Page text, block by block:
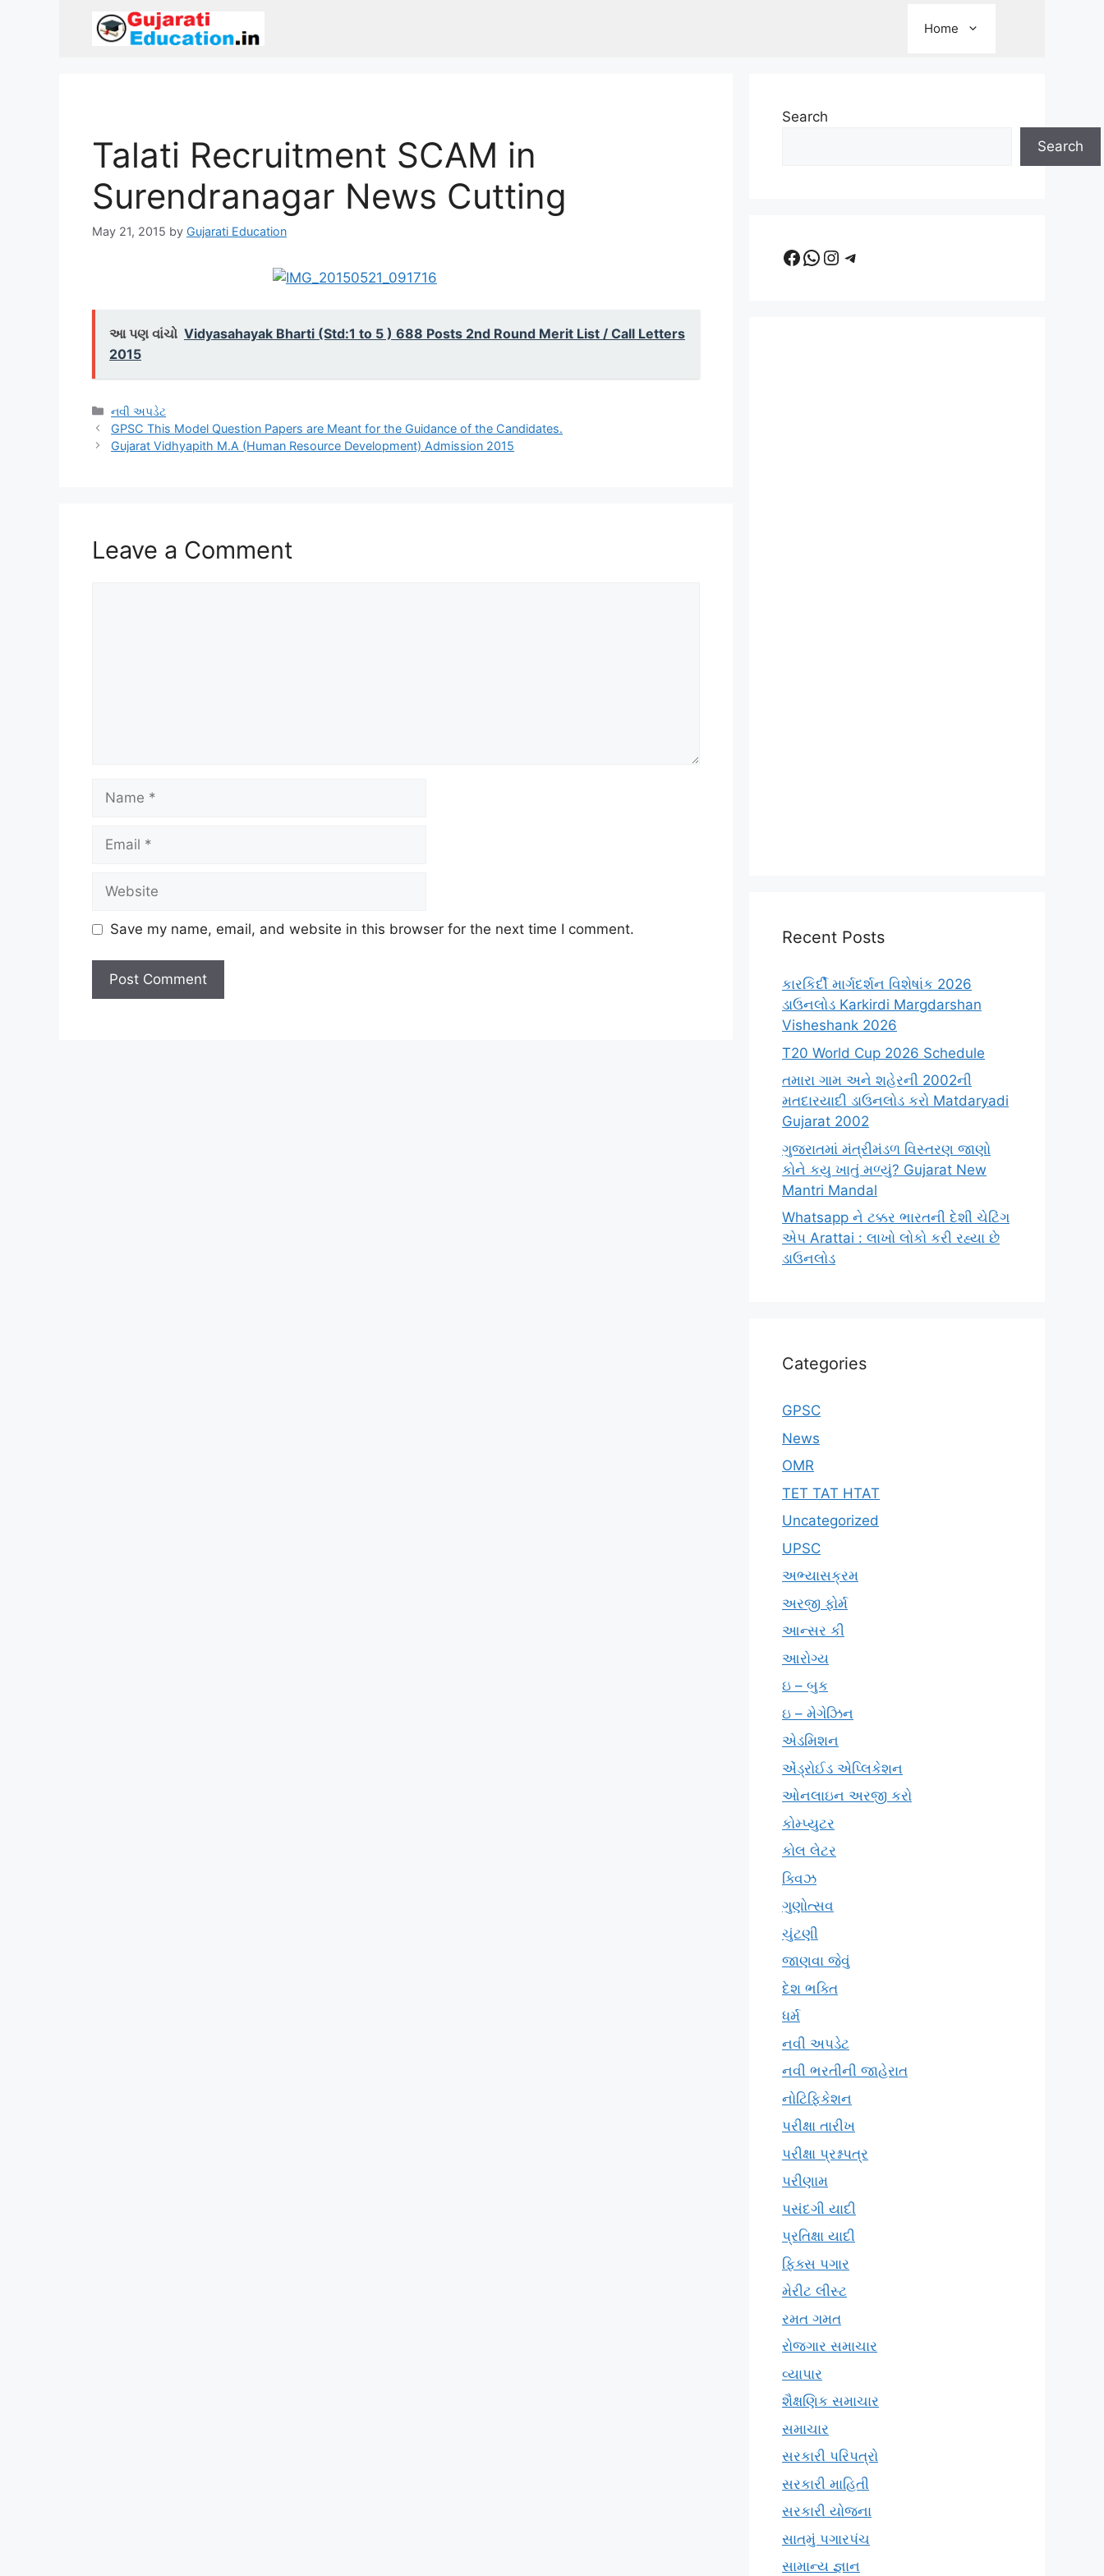
Home
Talati Recruitment SCAM in
Surendranagar News Cutting
May 21, 2015 by Gujarati Education
આ પણ વાંચો Vidyasahayak Bharti (Std:1 to 5 ) 688 Posts 2nd Round Merit List / Call Letters
2015
Categories
નવી અપડેટ
GPSC This Model Question Papers are Meant for the Guidance of the Candidates.
Gujarat Vidhyapith M.A (Human Resource Development) Admission 2015
Leave a Comment
Save my name, email, and website in this browser for the next time I comment.
Search
Search
Facebook
WhatsApp
Instagram
Telegram
Recent Posts
કારકિર્દી માર્ગદર્શન વિશેષાંક 2026
ડાઉનલોડ Karkirdi Margdarshan
Visheshank 2026
T20 World Cup 2026 Schedule
તમારા ગામ અને શહેરની 2002ની
મતદારયાદી ડાઉનલોડ કરો Matdaryadi
Gujarat 2002
ગુજરાતમાં મંત્રીમંડળ વિસ્તરણ જાણો
કોને કયુ ખાતું મળ્યું? Gujarat New
Mantri Mandal
Whatsapp ને ટક્કર ભારતની દેશી ચેટિંગ
એપ Arattai : લાખો લોકો કરી રહ્યા છે
ડાઉનલોડ
Categories
GPSC
News
OMR
TET TAT HTAT
Uncategorized
UPSC
અભ્યાસક્રમ
અરજી ફોર્મ
આન્સર કી
આરોગ્ય
ઇ – બુક
ઇ – મેગેઝિન
એડમિશન
એંડ્રોઈડ એપ્લિકેશન
ઓનલાઇન અરજી કરો
કોમ્પ્યુટર
કોલ લેટર
ક્વિઝ
ગુણોત્સવ
ચુંટણી
જાણવા જેવું
દેશ ભક્તિ
ધર્મ
નવી અપડેટ
નવી ભરતીની જાહેરાત
નોટિફિકેશન
પરીક્ષા તારીખ
પરીક્ષા પ્રશ્નપત્ર
પરીણામ
પસંદગી યાદી
પ્રતિક્ષા યાદી
ફિક્સ પગાર
મેરીટ લીસ્ટ
રમત ગમત
રોજગાર સમાચાર
વ્યાપાર
શૈક્ષણિક સમાચાર
સમાચાર
સરકારી પરિપત્રો
સરકારી માહિતી
સરકારી યોજના
સાતમું પગારપંચ
સામાન્ય જ્ઞાન